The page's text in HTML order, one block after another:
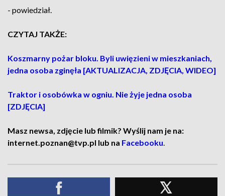
- powiedział.
CZYTAJ TAKŻE:
Koszmarny pożar bloku. Byli uwięzieni w mieszkaniach,
jedna osoba zginęła [AKTUALIZACJA, ZDJĘCIA, WIDEO]
Traktor i osobówka w ogniu. Nie żyje jedna osoba
[ZDJĘCIA]
Masz newsa, zdjęcie lub filmik? Wyślij nam je na:
internet.poznan@tvp.pl lub na Facebooku.